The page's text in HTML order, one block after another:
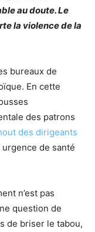
au doute. Le
la violence de la
bureaux de
En cette
des patrons
des dirigeants
urgence de santé
n’est pas
question de
de briser le tabou,